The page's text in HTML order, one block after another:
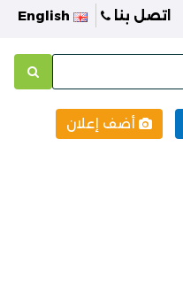
اتصل بنا
أضف إعلان